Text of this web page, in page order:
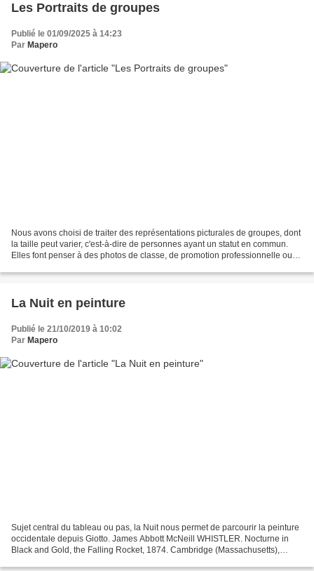
Les Portraits de groupes
Publié le 01/09/2025 à 14:23
Par Mapero
Nous avons choisi de traiter des représentations picturales de groupes, dont
la taille peut varier, c'est-à-dire de personnes ayant un statut en commun.
Elles font penser à des photos de classe, de promotion professionnelle ou
La Nuit en peinture
Publié le 21/10/2019 à 10:02
Par Mapero
Sujet central du tableau ou pas, la Nuit nous permet de parcourir la peinture
occidentale depuis Giotto. James Abbott McNeill WHISTLER. Nocturne in
Black and Gold, the Falling Rocket, 1874. Cambridge (Massachusetts),